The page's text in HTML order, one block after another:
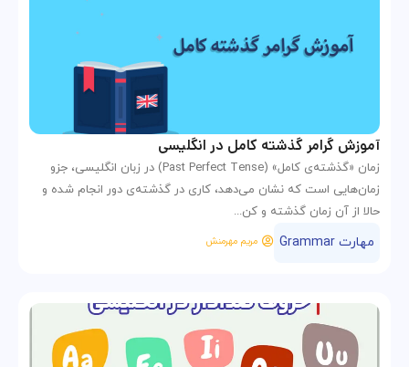
آموزش گرامر گذشته کامل در انگلیسی
زمان «گذشته‌ی کامل» (Past Perfect Tense) در زبان انگلیسی، جزو
زمان‌هایی است که نشان می‌دهد، کاری در گذشته‌ی دور انجام شده و
حالا از آن زمان گذشته و کن...
مهارت Grammar مریم مهرمنش